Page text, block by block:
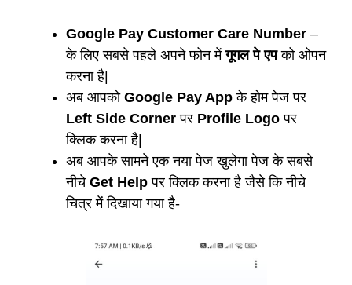
Google Pay Customer Care Number –
के लिए सबसे पहले अपने फोन मेंगूगल पे एपको ओपन
करना है|
अब आपकोGoogle Pay Appके होम पेज पर
Left Side Cornerपर Profile Logoपर
क्लिक करना है|
अब आपके सामने एक नया पेज खुलेगा पेज के सबसे
नीचे Get Help पर क्लिक करना है जैसे कि नीचे
चित्र में दिखाया गया है-